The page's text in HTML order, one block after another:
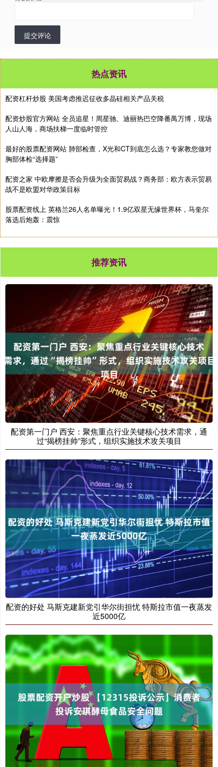
提交评论
热点资讯
配资杠杆炒股 美国考虑推迟征收多晶硅相关产品关税
配资炒股官方网站 全员追星！周星驰、迪丽热巴空降番禺万博，现场
人山人海，商场扶梯一度临时管控
最好的股票配资网站 肺部检查，X光和CT到底怎么选？专家教您做对
胸部体检“选择题”
配资之家 中欧摩擦是否会升级为全面贸易战？商务部：欧方表示贸易
战不是欧盟对华政策目标
股票配资线上 英格兰26人名单曝光！1.9亿双星无缘世界杯，马奎尔
落选后炮轰：震惊
推荐资讯
配资第一门户 西安：聚焦重点行业关键核心技术需求，通
过“揭榜挂帅”形式，组织实施技术攻关项目
配资的好处 马斯克建新党引华尔街担忧 特斯拉市值一夜蒸发
近5000亿